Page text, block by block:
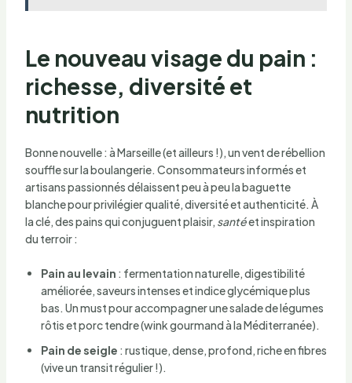
Le nouveau visage du pain :
richesse, diversité et
nutrition
Bonne nouvelle : à Marseille (et ailleurs !), un vent de rébellion
souffle sur la boulangerie. Consommateurs informés et
artisans passionnés délaissent peu à peu la baguette
blanche pour privilégier qualité, diversité et authenticité. À
la clé, des pains qui conjuguent plaisir, santéet inspiration
du terroir :
Pain au levain : fermentation naturelle, digestibilité
améliorée, saveurs intenses et indice glycémique plus
bas. Un must pour accompagner une salade de légumes
rôtis et porc tendre (wink gourmand à la Méditerranée).
Pain de seigle : rustique, dense, profond, riche en fibres
(vive un transit régulier !).